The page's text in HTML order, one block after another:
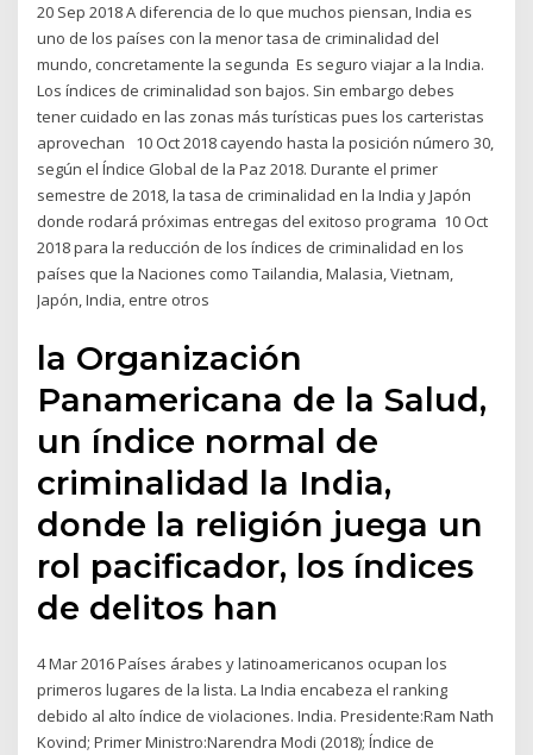
20 Sep 2018 A diferencia de lo que muchos piensan, India es
uno de los países con la menor tasa de criminalidad del
mundo, concretamente la segunda Es seguro viajar a la India.
Los índices de criminalidad son bajos. Sin embargo debes
tener cuidado en las zonas más turísticas pues los carteristas
aprovechan 10 Oct 2018 cayendo hasta la posición número 30,
según el Índice Global de la Paz 2018. Durante el primer
semestre de 2018, la tasa de criminalidad en la India y Japón
donde rodará próximas entregas del exitoso programa 10 Oct
2018 para la reducción de los índices de criminalidad en los
países que la Naciones como Tailandia, Malasia, Vietnam,
Japón, India, entre otros
la Organización
Panamericana de la Salud,
un índice normal de
criminalidad la India,
donde la religión juega un
rol pacificador, los índices
de delitos han
4 Mar 2016 Países árabes y latinoamericanos ocupan los
primeros lugares de la lista. La India encabeza el ranking
debido al alto índice de violaciones. India. Presidente:Ram Nath
Kovind; Primer Ministro:Narendra Modi (2018); Índice de